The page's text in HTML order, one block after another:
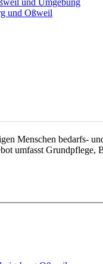
Menschen bedarfs-
umfasst Grundpflege,